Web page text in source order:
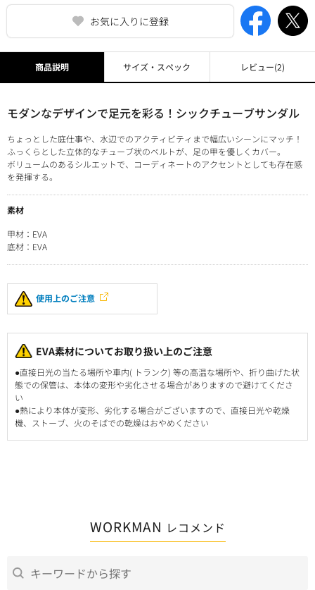
お気に入りに登録
商品説明
モダンなデザインで足元を彩る！シックチューブサンダル
ちょっとした庭仕事や、水辺でのアクティビティまで幅広いシーンにマッチ！
ふっくらとした立体的なチューブ状のベルトが、足の甲を優しくカバー。
ボリュームのあるシルエットで、コーディネートのアクセントとしても存在感
を発揮する。
素材
甲材：EVA
底材：EVA
使用上のご注意
EVA素材についてお取り扱い上のご注意
●直接日光の当たる場所や車内( トランク) 等の高温な場所や、折り曲げた状
態での保管は、本体の変形や劣化させる場合がありますので避けてくださ
い
●熱により本体が変形、劣化する場合がございますので、直接日光や乾燥
機、ストーブ、火のそばでの乾燥はおやめください
サイズ・スペック レビュー(2)
WORKMAN レコメンド